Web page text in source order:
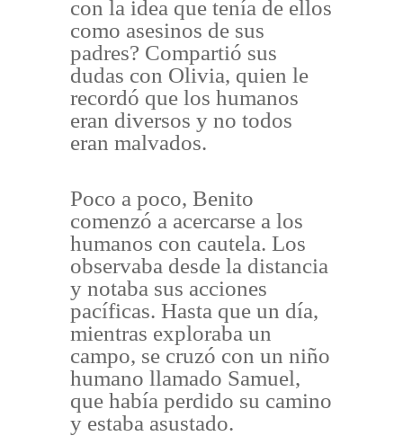
con la idea que tenía de ellos
como asesinos de sus
padres? Compartió sus
dudas con Olivia, quien le
recordó que los humanos
eran diversos y no todos
eran malvados.
Poco a poco, Benito
comenzó a acercarse a los
humanos con cautela. Los
observaba desde la distancia
y notaba sus acciones
pacíficas. Hasta que un día,
mientras exploraba un
campo, se cruzó con un niño
humano llamado Samuel,
que había perdido su camino
y estaba asustado.